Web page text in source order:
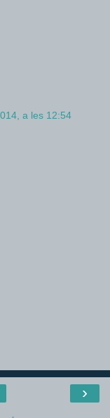
a les 12:54
›